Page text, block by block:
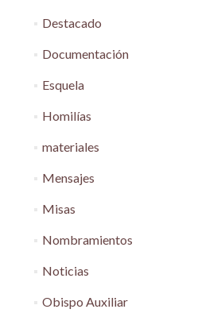
Destacado
Documentación
Esquela
Homilías
materiales
Mensajes
Misas
Nombramientos
Noticias
Obispo Auxiliar